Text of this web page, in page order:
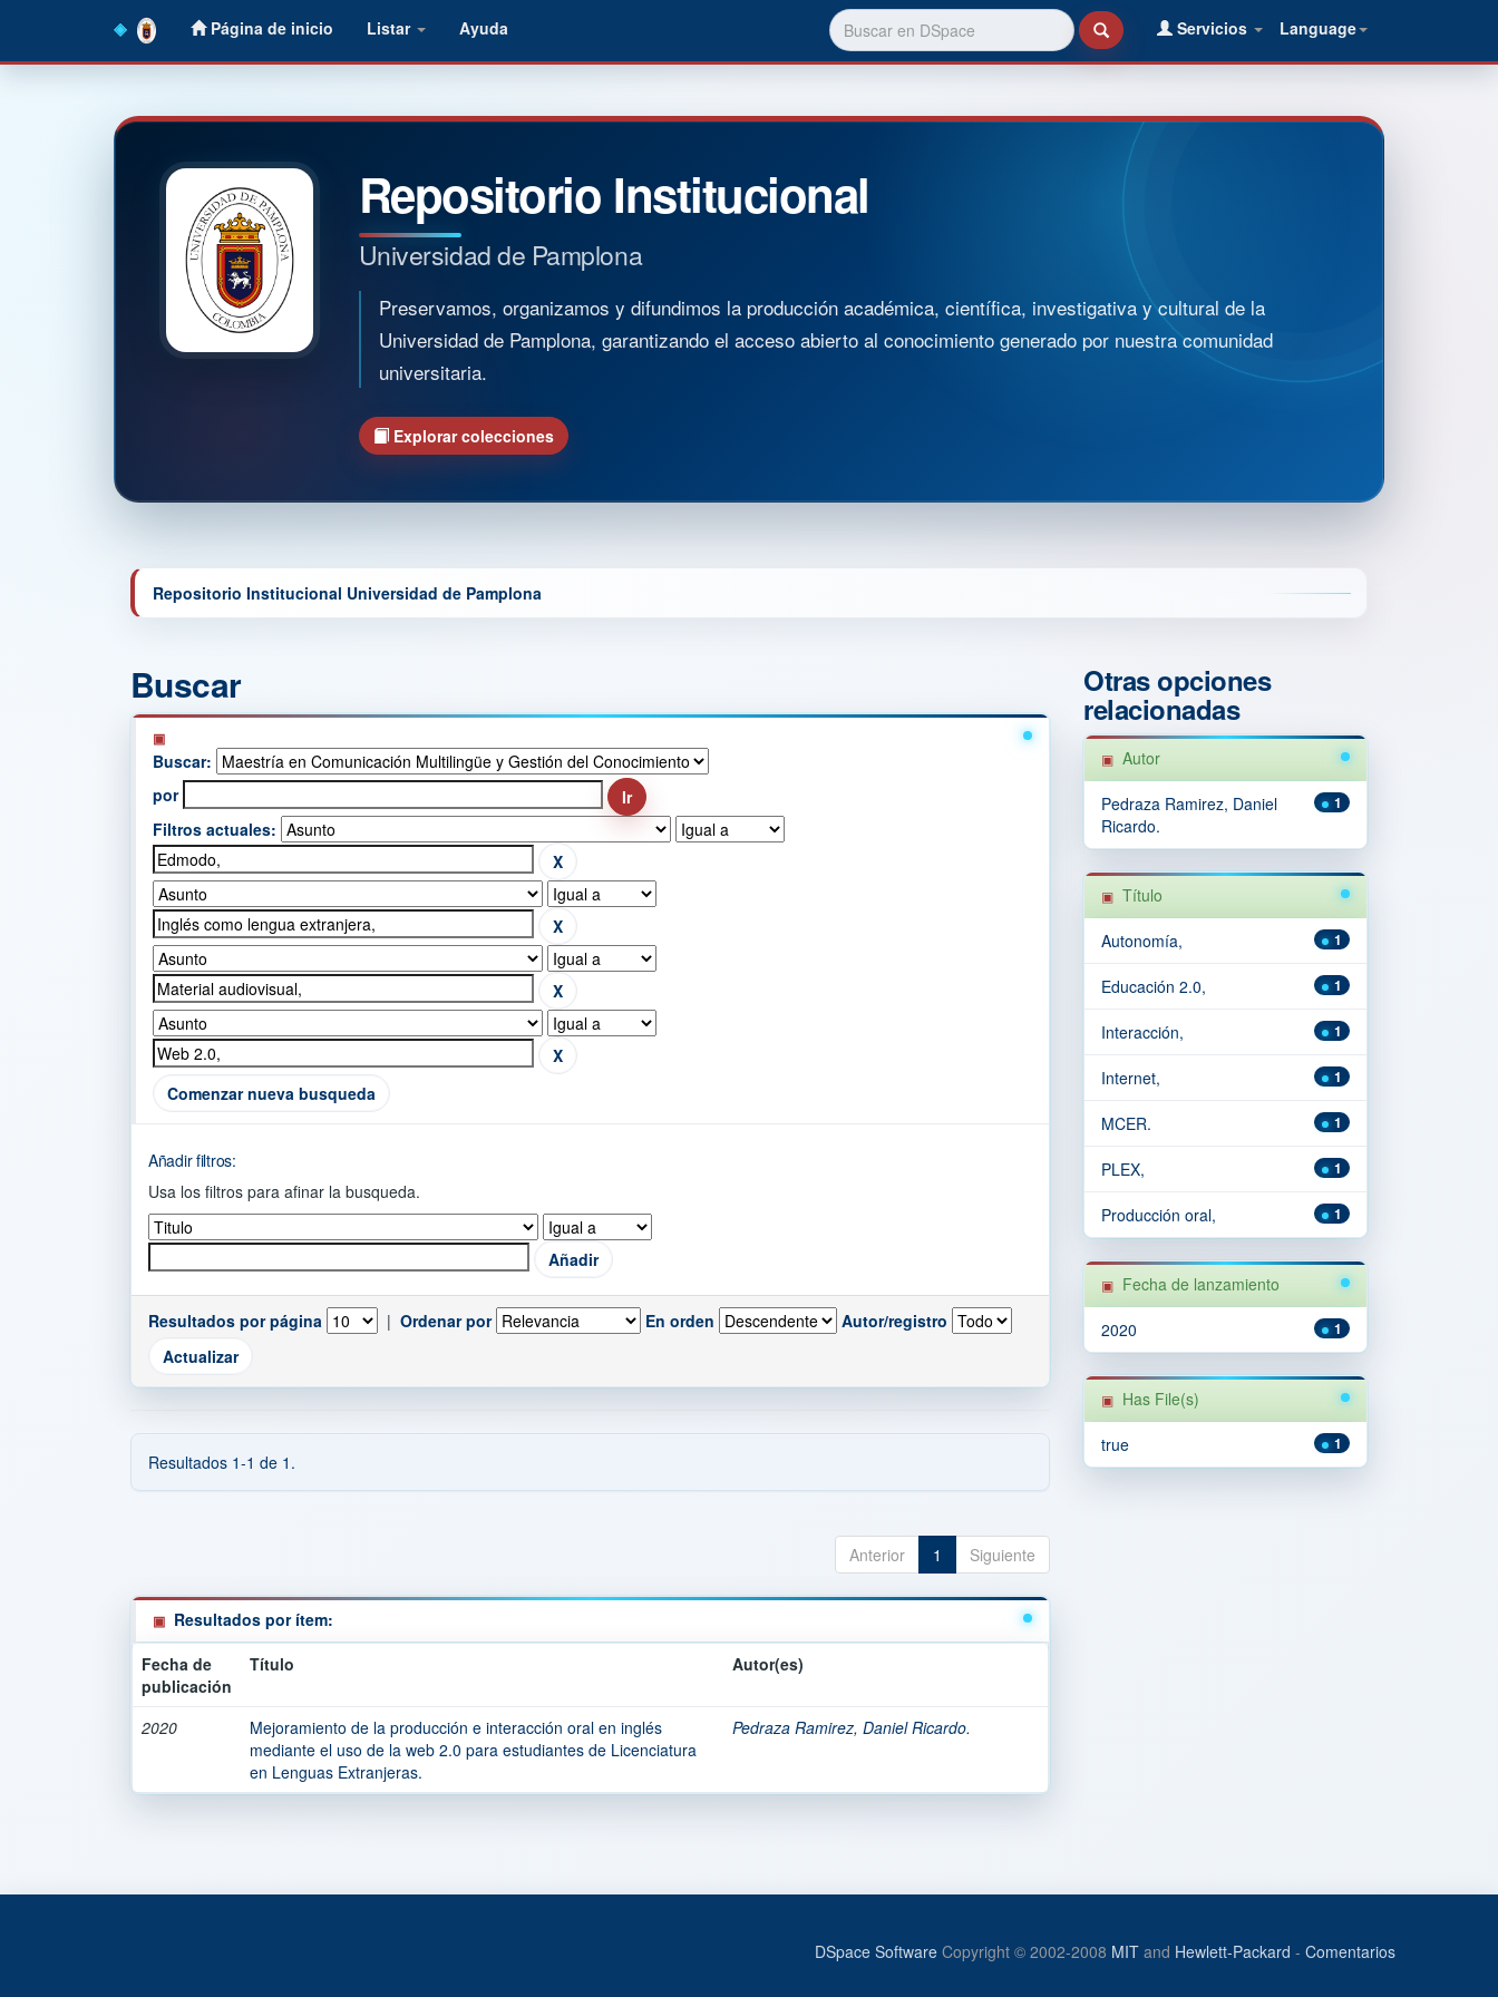
Página de inicio Listar Ayuda Language
Servicios
Repositorio Institucional
Universidad de Pamplona
Preservamos, organizamos y difundimos la producción académica, científica, investigativa y cultural de la
Universidad de Pamplona, garantizando el acceso abierto al conocimiento generado por nuestra comunidad
universitaria.
Explorar colecciones
Repositorio Institucional Universidad de Pamplona
Buscar
Buscar:
por
Filtros actuales:
Comenzar nueva busqueda
Añadir filtros:
Usa los filtros para afinar la busqueda.
Resultados por página | Ordenar por En orden Autor/registro
Resultados 1-1 de 1.
Anterior 1 Siguiente
Resultados por ítem:
Fecha de
publicación
Título Autor(es)
2020
Mejoramiento de la producción e interacción oral en inglés
mediante el uso de la web 2.0 para estudiantes de Licenciatura
en Lenguas Extranjeras.
Pedraza Ramirez, Daniel Ricardo.
Otras opciones
relacionadas
Autor
1
Pedraza Ramirez, Daniel
Ricardo.
Título
1
Autonomía,
1
Educación 2.0,
1
Interacción,
1
Internet,
1
MCER.
1
PLEX,
1
Producción oral,
Fecha de lanzamiento
1
2020
Has File(s)
1
true
DSpace Software Copyright © 2002-2008 MIT and Hewlett-Packard - Comentarios